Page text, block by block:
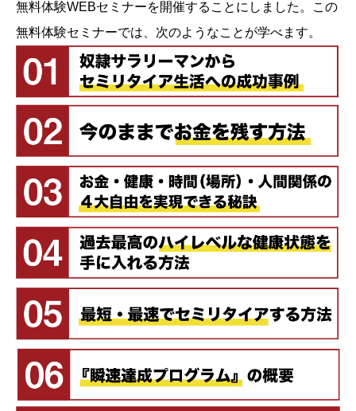
無料体験WEBセミナーを開催することにしました。この
無料体験セミナーでは、次のようなことが学べます。